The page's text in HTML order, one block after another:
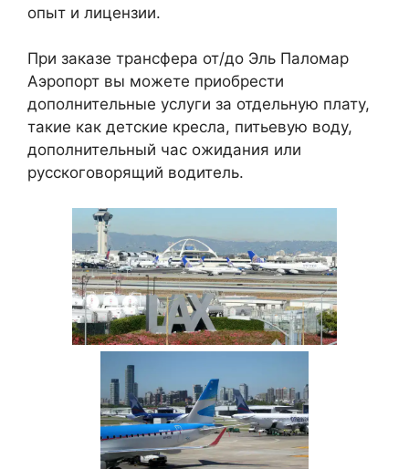
опыт и лицензии.
При заказе трансфера от/до Эль Паломар
Аэропорт вы можете приобрести
дополнительные услуги за отдельную плату,
такие как детские кресла, питьевую воду,
дополнительный час ожидания или
русскоговорящий водитель.